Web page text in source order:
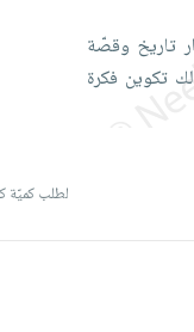
تاريخ وقصّة
تكوين فكرة
لطلب كميّة